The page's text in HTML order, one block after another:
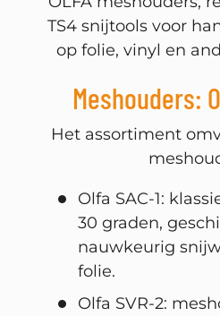
TS4 snijtools voor
op folie, vinyl en
Meshouders:
Het assortiment
Olfa SAC-1:
30 graden,
nauwkeurig
folie.
Olfa SVR-2:
Weten wanneer we
Schrijf u in en ontvang
artikelen,